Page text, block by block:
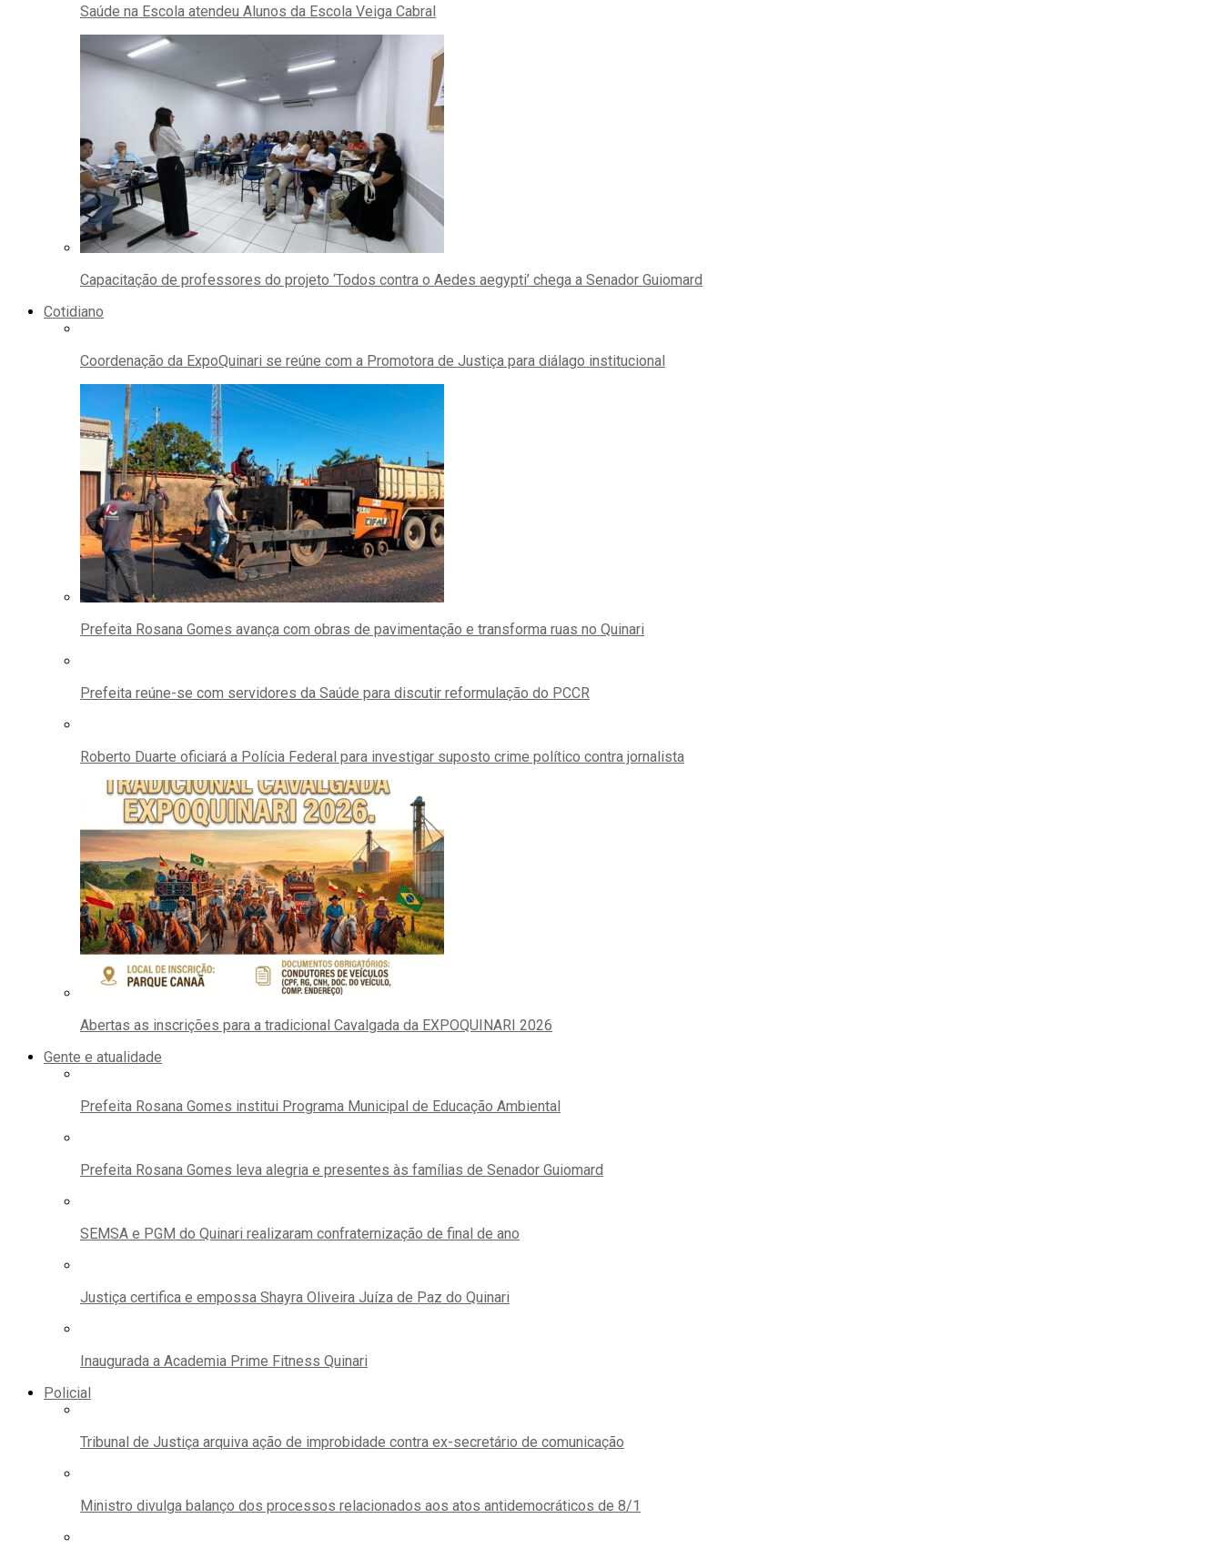
Saúde na Escola atendeu Alunos da Escola Veiga Cabral
Capacitação de professores do projeto ‘Todos contra o Aedes aegypti’ chega a Senador Guiomard
Cotidiano
Coordenação da ExpoQuinari se reúne com a Promotora de Justiça para diálago institucional
Prefeita Rosana Gomes avança com obras de pavimentação e transforma ruas no Quinari
Prefeita reúne-se com servidores da Saúde para discutir reformulação do PCCR
Roberto Duarte oficiará a Polícia Federal para investigar suposto crime político contra jornalista
Abertas as inscrições para a tradicional Cavalgada da EXPOQUINARI 2026
Gente e atualidade
Prefeita Rosana Gomes institui Programa Municipal de Educação Ambiental
Prefeita Rosana Gomes leva alegria e presentes às famílias de Senador Guiomard
SEMSA e PGM do Quinari realizaram confraternização de final de ano
Justiça certifica e empossa Shayra Oliveira Juíza de Paz do Quinari
Inaugurada a Academia Prime Fitness Quinari
Policial
Tribunal de Justiça arquiva ação de improbidade contra ex-secretário de comunicação
Ministro divulga balanço dos processos relacionados aos atos antidemocráticos de 8/1